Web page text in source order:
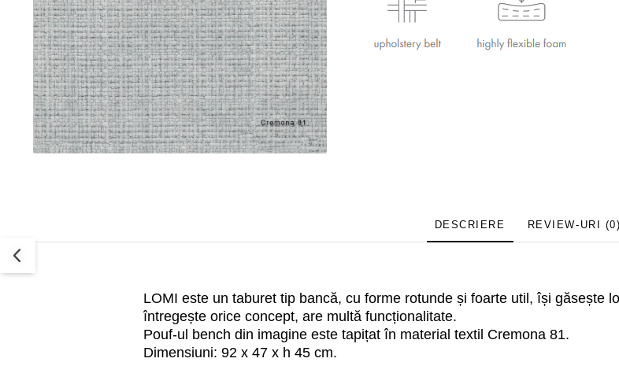
Cuiere
Oglinzi hol
Suport Umbrele
Console hol
Decoratiuni interioare
Ceasuri
Accesorii decorative
Textile pentru casa
Corpuri de iluminat
DESCRIERE REVIEW-URI (0)
LOMI este un taburet tip bancă, cu forme rotunde și foarte util, își găsește
întregește orice concept, are multă funcționalitate.
Pouf-ul bench din imagine este tapițat în material textil Cremona 81.
Dimensiuni: 92 x 47 x h 45 cm.